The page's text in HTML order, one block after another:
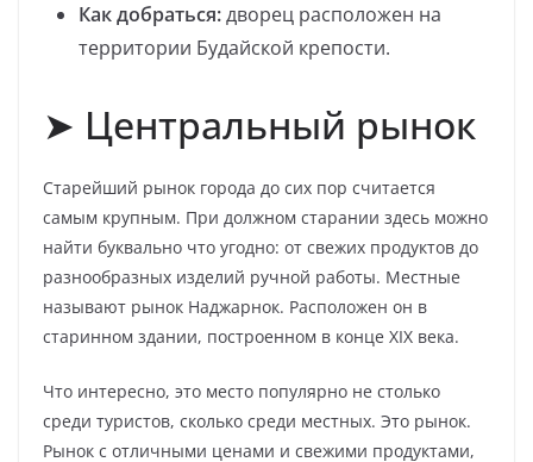
Как добраться:дворец расположен на
территории Будайской крепости.
➤ Центральный рынок
Старейший рынок города до сих пор считается
самым крупным. При должном старании здесь можно
найти буквально что угодно: от свежих продуктов до
разнообразных изделий ручной работы. Местные
называют рынок Наджарнок. Расположен он в
старинном здании, построенном в конце XIX века.
Что интересно, это место популярно не столько
среди туристов, сколько среди местных. Это рынок.
Рынок с отличными ценами и свежими продуктами,